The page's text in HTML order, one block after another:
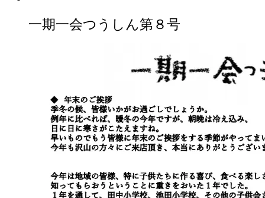
一期一会つうしん第８号